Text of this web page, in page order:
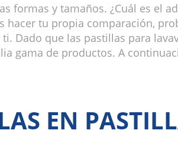
formas y tamaños. ¿Cuál es el
hacer tu propia comparación,
Dado que las pastillas para
gama de productos. A
EN